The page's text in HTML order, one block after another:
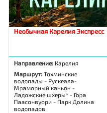
Необычная Карелия Экспресс
Направление: Карелия
Маршрут:Тохминские
водопады - Рускеала-
Мраморный каньон -
Ладожские шхеры* - Гора
Паасонвуори - Парк Долина
водопадов